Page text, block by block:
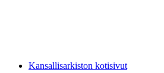
Kansallisarkiston kotisivut